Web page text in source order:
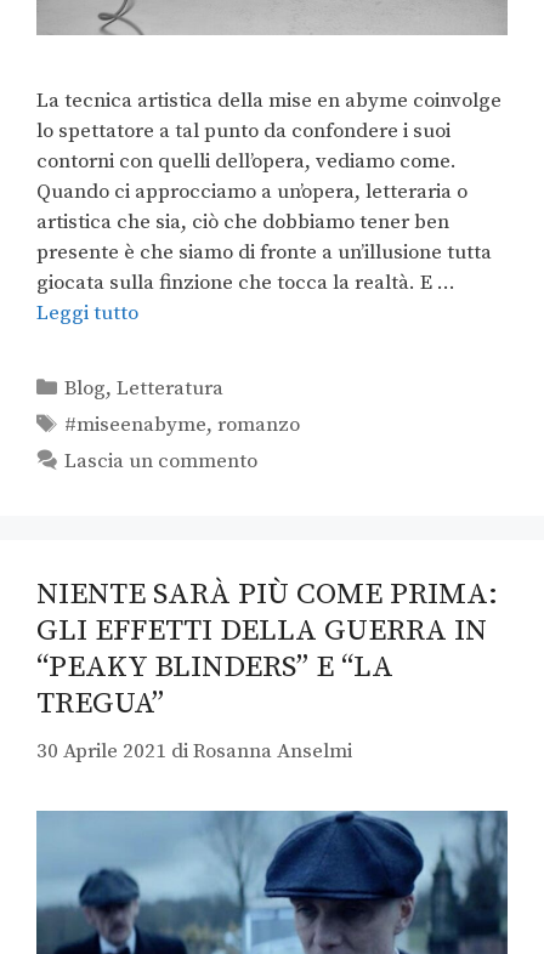
La tecnica artistica della mise en abyme coinvolge
lo spettatore a tal punto da confondere i suoi
contorni con quelli dell’opera, vediamo come.
Quando ci approcciamo a un’opera, letteraria o
artistica che sia, ciò che dobbiamo tener ben
presente è che siamo di fronte a un’illusione tutta
giocata sulla finzione che tocca la realtà. E …
Leggi tutto
Blog,Letteratura
#miseenabyme,romanzo
Lascia un commento
NIENTE SARÀ PIÙ COME PRIMA:
GLI EFFETTI DELLA GUERRA IN
“PEAKY BLINDERS” E “LA
TREGUA”
30 Aprile 2021 diRosanna Anselmi